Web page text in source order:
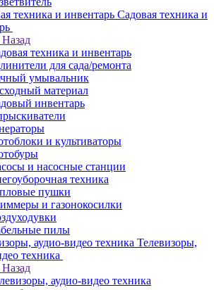
Садовая техника и
Назад
техника и инвентарь
для сада/ремонта
умывальник
материал
инвентарь
и культиваторы
и насосные станции
техника
пушки
и газонокосилки
пилы
Телевизоры,
техника
Назад
аудио-видео техника